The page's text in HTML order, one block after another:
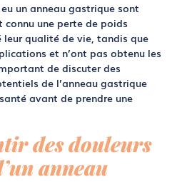
un anneau gastrique sont
une perte de poids
qualité de vie, tandis que
et n’ont pas obtenu les
de discuter des
de l’anneau gastrique
avant de prendre une
des douleurs
anneau